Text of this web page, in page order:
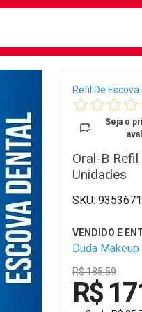
Refil De
Seja o
Oral-B
Unidades
Duda Makeup
R$ 185,59
R$